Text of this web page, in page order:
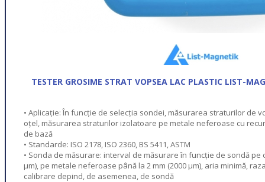
TESTER GROSIME STRAT VOPSEA LAC PLASTIC LIST-
• Aplicație: În funcție de selecția sondei, măsurarea straturilor de
oțel, măsurarea straturilor izolatoare pe metale neferoase cu
de bază
• Standarde: ISO 2178, ISO 2360, BS 5411, ASTM
• Sonda de măsurare: interval de măsurare în funcție de sondă pe
µm), pe metale neferoase până la 2 mm (2000 µm), aria minimă,
calibrare depind, de asemenea, de sondă